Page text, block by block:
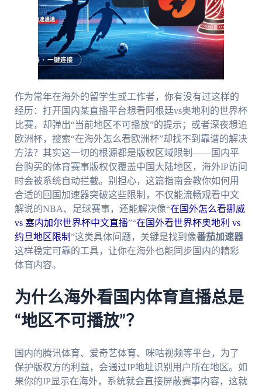
作为常年在海外的留学生或工作者，你有没有过这样的
经历：打开国内某直播平台想看阿根廷vs奥地利的世界杯
比赛，却弹出“当前地区不可播放”的提示；或者深夜想追
欧洲杯，搜索“在海外怎么看欧洲杯”却找不到靠谱的解决
方法？其实这一切的根源都是版权区域限制——国内平
台购买的体育赛事版权仅覆盖中国大陆地区，海外IP访问
时会被系统自动拦截。别担心，这篇指南会教你如何用
合适的回国加速器突破这些限制，不仅能流畅观看中文
解说的NBA、足球赛事，还能解决像“在国外怎么看挪威
vs 塞内加尔世界杯中文直播”“在国外看世界杯奥地利 vs
约旦地区限制 ”这类具体问题，关键是找到像番茄加速器
这样稳定可靠的工具，让你在海外也能同步国内的精彩
体育内容。
为什么海外看国内体育直播总是
“地区不可播放”？
国内的腾讯体育、爱奇艺体育、咪咕视频等平台，为了
保护版权方的利益，会通过IP地址识别用户所在地区。如
果你的IP显示在海外，系统就会直接屏蔽赛事内容，这就